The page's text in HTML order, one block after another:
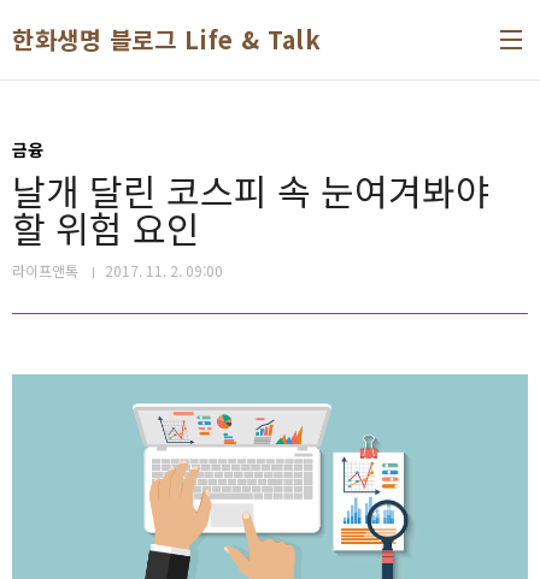
한화생명 블로그 Life & Talk
금융
날개 달린 코스피 속 눈여겨봐야
할 위험 요인
라이프앤톡 2017. 11. 2. 09:00